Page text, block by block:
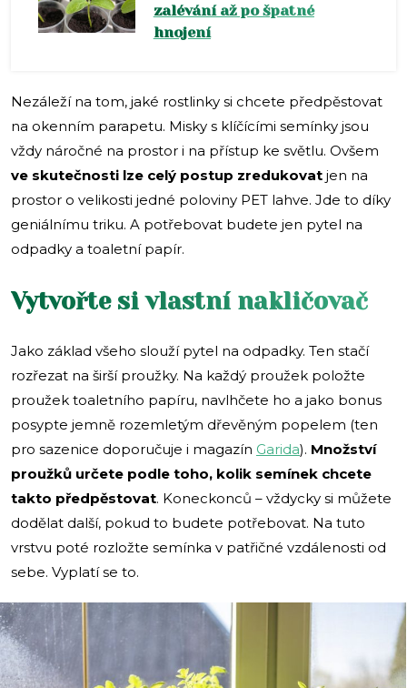
zalévání až po špatné
hnojení
Nezáleží na tom, jaké rostlinky si chcete předpěstovat
na okenním parapetu. Misky s klíčícími semínky jsou
vždy náročné na prostor i na přístup ke světlu. Ovšem
ve skutečnosti lze celý postup zredukovat jen na
prostor o velikosti jedné poloviny PET lahve. Jde to díky
geniálnímu triku. A potřebovat budete jen pytel na
odpadky a toaletní papír.
Vytvořte si vlastní nakličovač
Jako základ všeho slouží pytel na odpadky. Ten stačí
rozřezat na širší proužky. Na každý proužek položte
proužek toaletního papíru, navlhčete ho a jako bonus
posypte jemně rozemletým dřevěným popelem (ten
pro sazenice doporučuje i magazín Garida). Množství
proužků určete podle toho, kolik semínek chcete
takto předpěstovat. Koneckonců – vždycky si můžete
dodělat další, pokud to budete potřebovat. Na tuto
vrstvu poté rozložte semínka v patřičné vzdálenosti od
sebe. Vyplatí se to.